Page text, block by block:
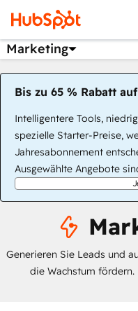
Marketing
Bis zu 65 % Rabatt
Intelligentere Tools,
spezielle Starter-Preise,
Jahresabonnement
Ausgewählte Angebote
Generieren Sie Leads und
die Wachstum fördern.